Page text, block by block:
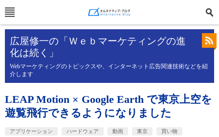
広屋修一の「Ｗｅｂマーケティングの進
化は続く」
Webマーケティングのトピックスや、インターネット広告関連技術などを紹
介します
LEAP Motion × Google Earth で東京上空を
遊覧飛行できるようになりました
アプリケーション ハードウェア 動画 東京 買い物